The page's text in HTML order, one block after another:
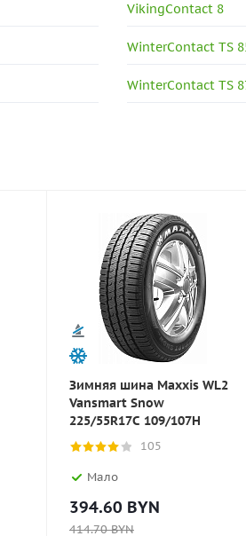
VikingContact 8
WinterContact TS
WinterContact TS
Зимняя шина Maxxis WL2
Vansmart Snow
225/55R17C 109/107H
105
Мало
394.60 BYN
414.70BYN